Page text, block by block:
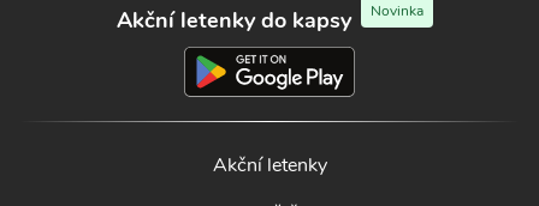
Akční letenky do kapsy Novinka
Akční letenky